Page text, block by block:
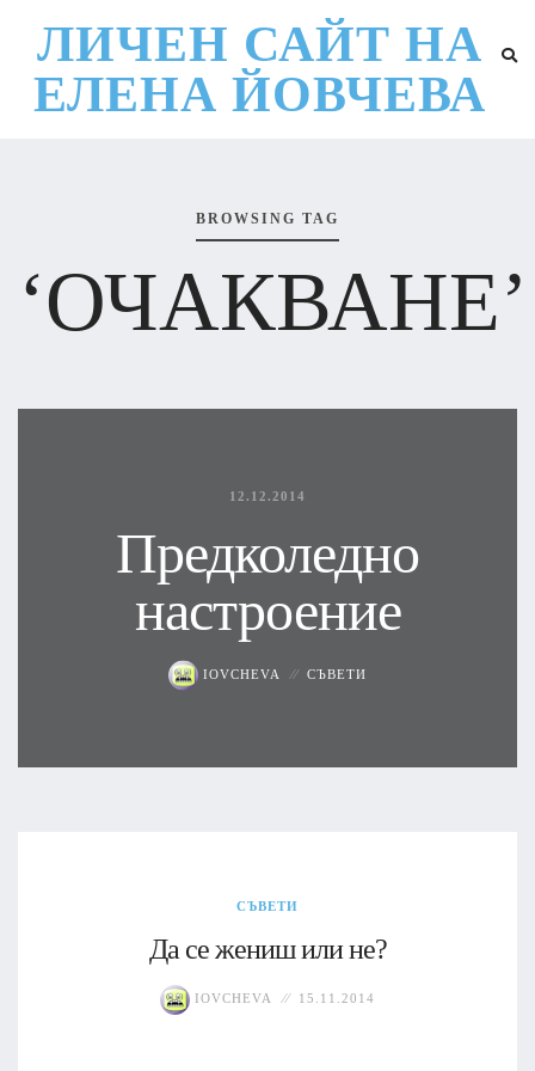
ЛИЧЕН САЙТ НА
ЕЛЕНА ЙОВЧЕВА
BROWSING TAG
‘ОЧАКВАНЕ’
12.12.2014
Предколедно
настроение
IOVCHEVA СЪВЕТИ
СЪВЕТИ
Да се жениш или не?
IOVCHEVA 15.11.2014